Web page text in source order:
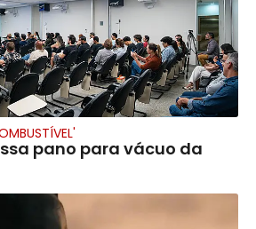
pano para vácuo da